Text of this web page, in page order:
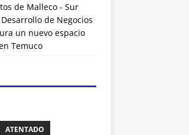
de Malleco - Sur
de Negocios
un nuevo espacio
Temuco
ATENTADO